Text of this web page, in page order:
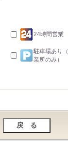
24時間営業
駐車場あり
業所のみ）